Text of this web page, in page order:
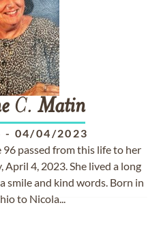
C. Matin
- 04/04/2023
96 passed from this life to her
April 4, 2023. She lived a long
smile and kind words. Born in
to Nicola...